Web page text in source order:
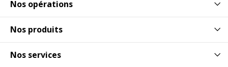
Nos opérations
Nos produits
Nos services